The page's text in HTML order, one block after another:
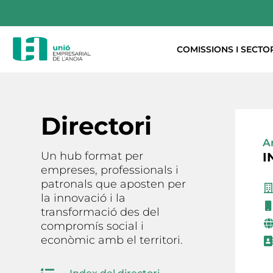
COMISSIONS I
Directori
Un hub format per
empreses, professionals i
patronals que aposten per
la innovació i la
transformació des del
compromís social i
econòmic amb el territori.